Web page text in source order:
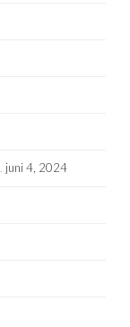
juni 4, 2024